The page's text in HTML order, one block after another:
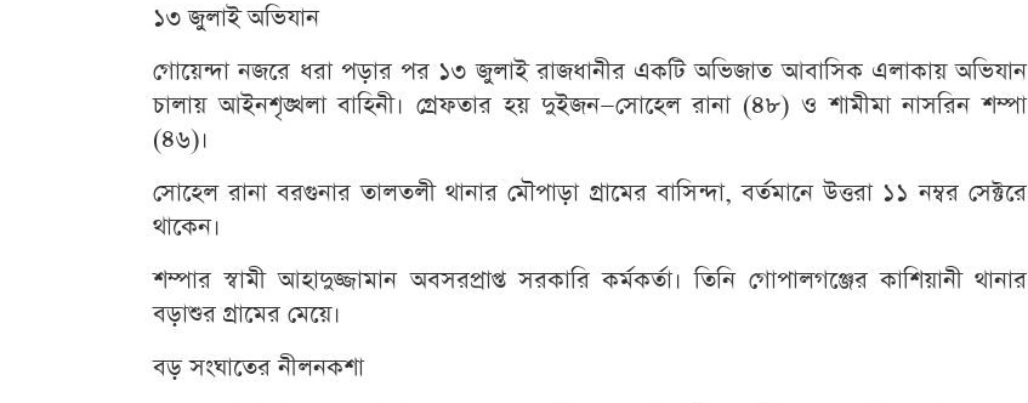
১৩ জুলাই অভিযান
গোয়েন্দা নজরে ধরা পড়ার পর ১৩ জুলাই রাজধানীর একটি অভিজাত আবাসিক এলাকায় অভিযান
চালায় আইনশৃঙ্খলা বাহিনী। গ্রেফতার হয় দুইজন—সোহেল রানা (৪৮) ও শামীমা নাসরিন শম্পা
(৪৬)।
সোহেল রানা বরগুনার তালতলী থানার মৌপাড়া গ্রামের বাসিন্দা, বর্তমানে উত্তরা ১১ নম্বর সেক্টরে
থাকেন।
শম্পার স্বামী আহাদুজ্জামান অবসরপ্রাপ্ত সরকারি কর্মকর্তা। তিনি গোপালগঞ্জের কাশিয়ানী থানার
বড়াশুর গ্রামের মেয়ে।
বড় সংঘাতের নীলনকশা